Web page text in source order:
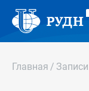
Главная / Записи